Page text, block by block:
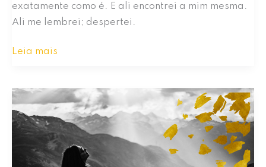
exatamente como é. E ali encontrei a mim mesma.
Ali me lembrei; despertei.
Acordando
Leia mais